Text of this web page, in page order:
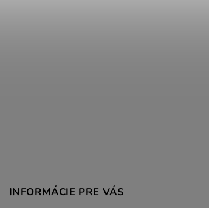
INFORMÁCIE PRE VÁS